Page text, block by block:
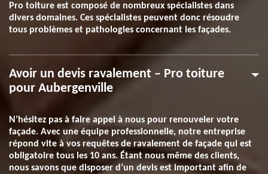
Pro toiture est composé de nombreux spécialistes dans
divers domaines. Ces spécialistes peuvent donc résoudre
tous problèmes et pathologies concernant les façades.
Avoir un devis ravalement – Pro toiture
pour Aubergenville
N’hésitez pas à faire appel à nous pour renouveler votre
façade. Avec une équipe professionnelle, notre entreprise
répond vite à vos requêtes de ravalement de façade qui est
obligatoire tous les 10 ans. Étant nous même des clients,
nous savons que disposer d’un devis est important afin de